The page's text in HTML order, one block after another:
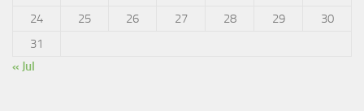
24
25 26 27 28 29
30
31
« Jul